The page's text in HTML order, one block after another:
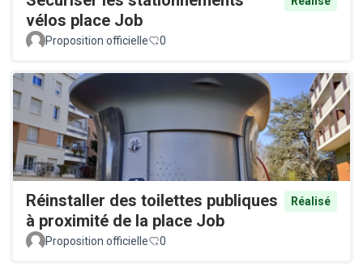
vélos place Job
Proposition officielle 0
Réinstaller des toilettes publiques
à proximité de la place Job
Réalisé
Proposition officielle 0